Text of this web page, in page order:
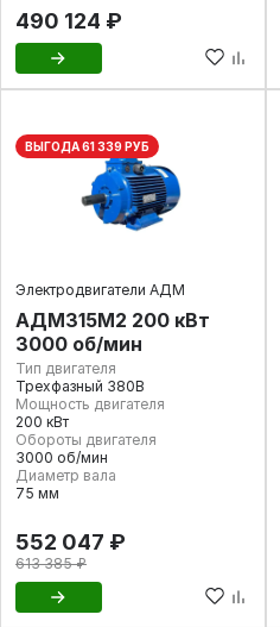
490 124 ₽
ВЫГОДА 61 339 РУБ
Электродвигатели АДМ
АДМ315М2 200 кВт
3000 об/мин
Тип двигателя
Трехфазный 380В
Мощность двигателя
200 кВт
Обороты двигателя
3000 об/мин
Диаметр вала
75 мм
552 047 ₽
613 385 ₽